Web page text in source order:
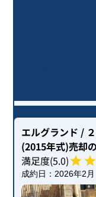
エルグランド /
(2015年式)売却
満足度(5.0)
成約日： 2026年2月